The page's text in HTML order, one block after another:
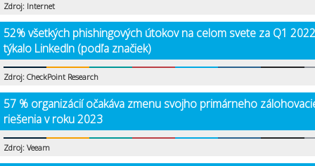
Zdroj: Internet
52% všetkých phishingových útokov na celom svete za Q1
týkalo LinkedIn (podľa značiek)
Zdroj: CheckPoint Research
57 % organizácií očakáva zmenu svojho primárneho
riešenia v roku 2023
Zdroj: Veeam